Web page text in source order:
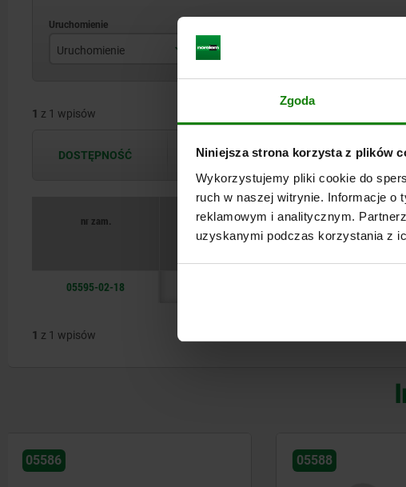
Zgoda
Niniejsza strona korzysta z plików
Wykorzystujemy pliki cookie do
ruch w naszej witrynie. Informacje o
reklamowym i analitycznym.
uzyskanymi podczas korzystania z
Uruchomienie H
18 30
1 z 1 wpisów
DOSTĘPNOŚĆ Dostępność jest aktualizowana kilka razy
nr zam.
Uruchomienie
05595-02-18
1 z 1 wpisów
05588 05593